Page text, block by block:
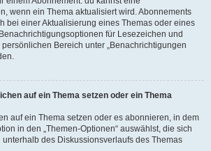
wenn ein Thema aktualisiert wird. Abonnements
bei einer Aktualisierung eines Themas oder eines
für Lesezeichen und
Bereich unter „Benachrichtigungen
auf ein Thema setzen oder ein Thema
auf ein Thema setzen oder es abonnieren, in dem
in den „Themen-Optionen“ auswählst, die sich
des Diskussionsverlaufs des Themas